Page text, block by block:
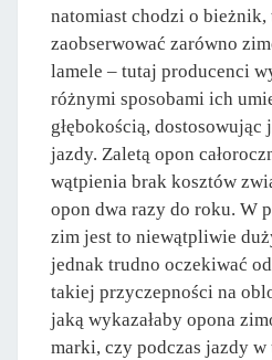
natomiast chodzi o bieżnik,
zaobserwować zarówno
lamele – tutaj producenci
różnymi sposobami ich
głębokością, dostosowując
jazdy. Zaletą opon
wątpienia brak kosztów
opon dwa razy do roku. W
zim jest to niewątpliwie
jednak trudno oczekiwać
takiej przyczepności na
jaką wykazałaby opona
marki, czy podczas jazdy